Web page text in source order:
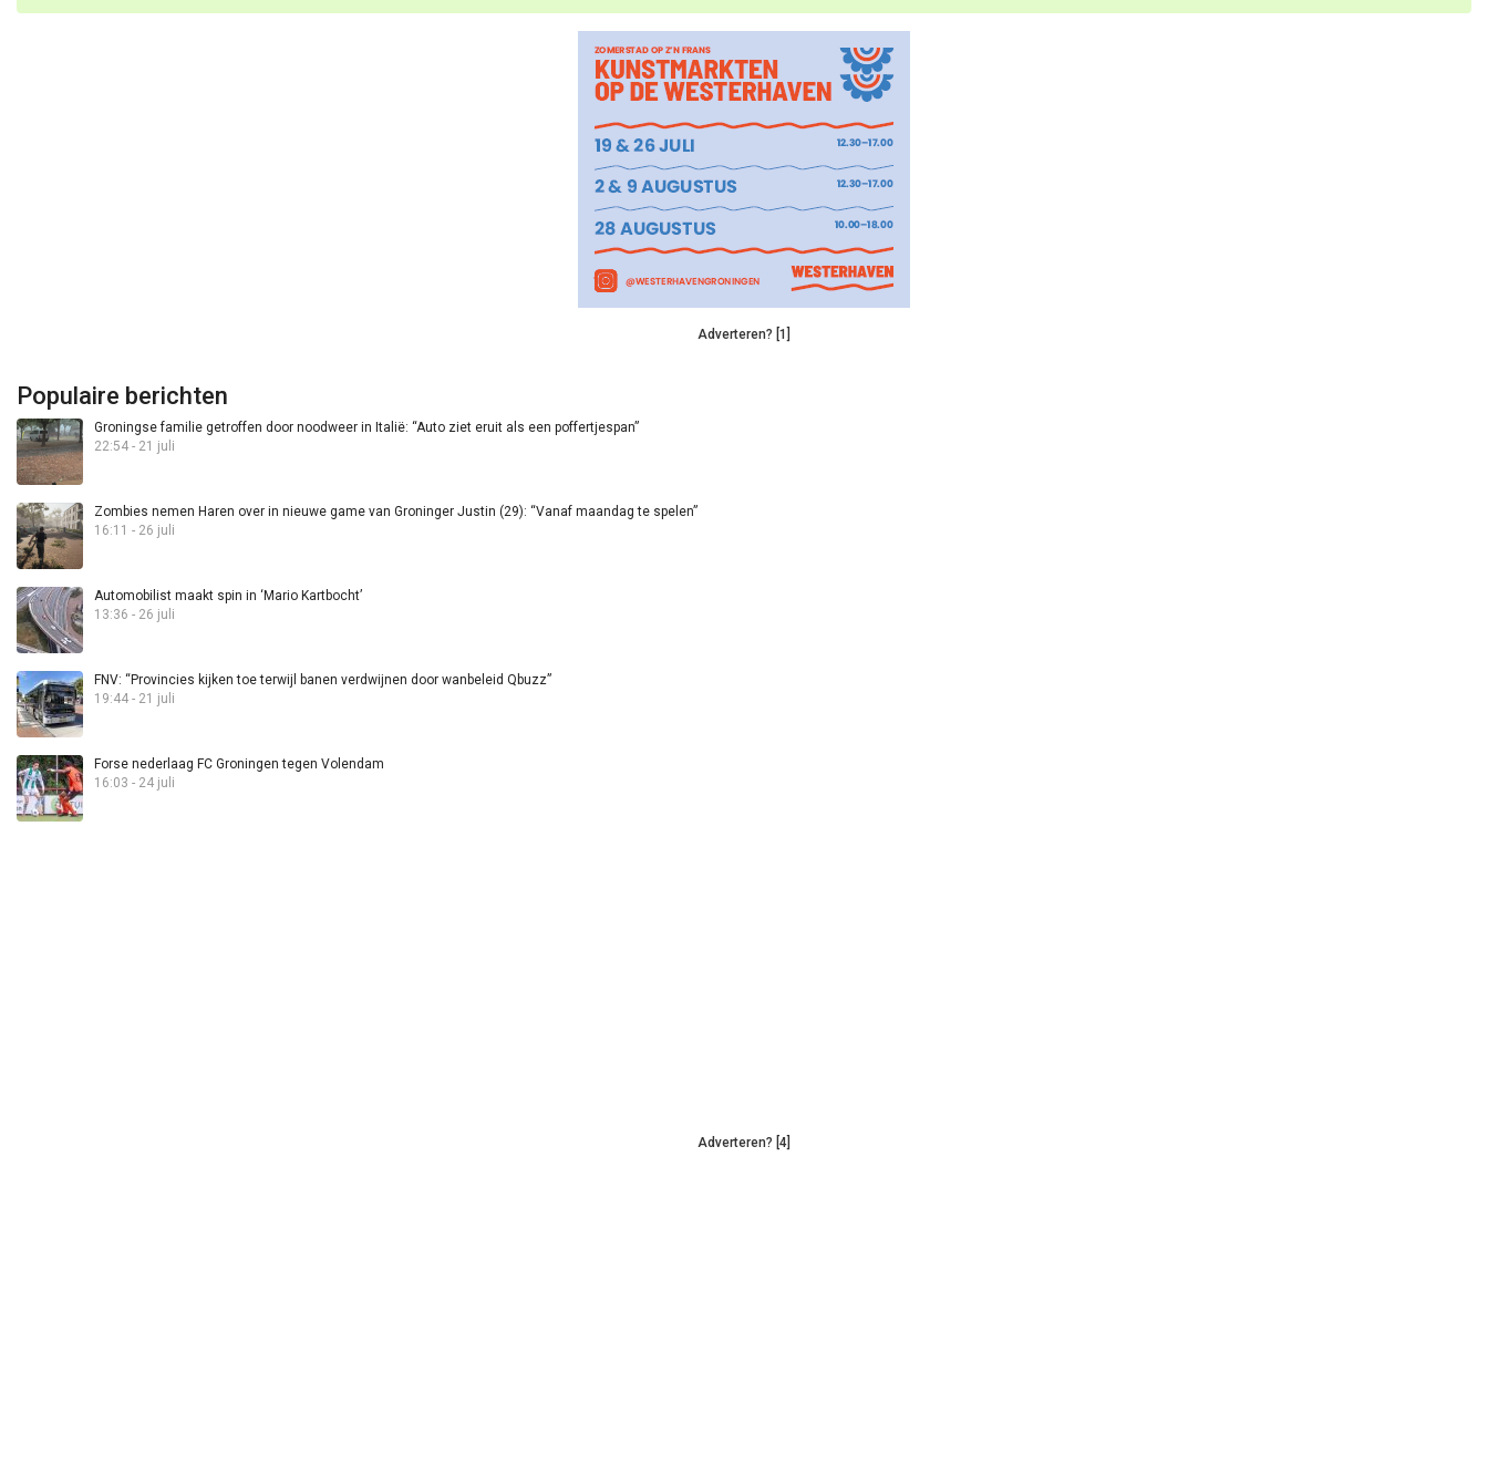
Adverteren? [1]
Populaire berichten
Groningse familie getroffen door noodweer in Italië: “Auto ziet eruit als een poffertjespan”
22:54 - 21 juli
Zombies nemen Haren over in nieuwe game van Groninger Justin (29): “Vanaf maandag te spelen”
16:11 - 26 juli
Automobilist maakt spin in ‘Mario Kartbocht’
13:36 - 26 juli
FNV: “Provincies kijken toe terwijl banen verdwijnen door wanbeleid Qbuzz”
19:44 - 21 juli
Forse nederlaag FC Groningen tegen Volendam
16:03 - 24 juli
Adverteren? [4]